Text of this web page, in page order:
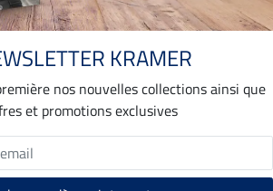
KRAMER
nos nouvelles collections ainsi que
et promotions exclusives